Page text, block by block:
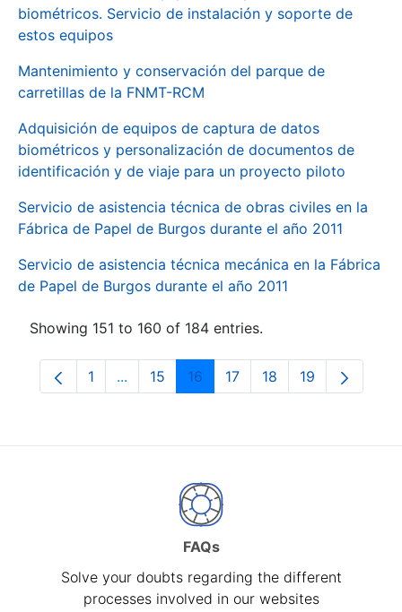
biométricos. Servicio de instalación y soporte de
estos equipos
Mantenimiento y conservación del parque de
carretillas de la FNMT-RCM
Adquisición de equipos de captura de datos
biométricos y personalización de documentos de
identificación y de viaje para un proyecto piloto
Servicio de asistencia técnica de obras civiles en la
Fábrica de Papel de Burgos durante el año 2011
Servicio de asistencia técnica mecánica en la Fábrica
de Papel de Burgos durante el año 2011
Showing 151 to 160 of 184 entries.
Page
1 ...Intermediate Pages Use TAB to navigate.
Page
15 Page
16 Page
17 Page
18 Page
19
FAQs
Solve your doubts regarding the different
processes involved in our websites